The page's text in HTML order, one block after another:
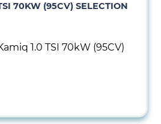
70KW (95CV) SELECTION